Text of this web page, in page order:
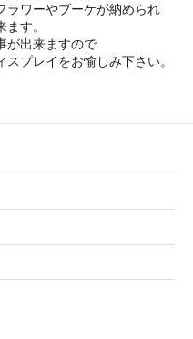
ラワーやブーケが納められ
す。
が出来ますので
プレイをお愉しみ下さい。